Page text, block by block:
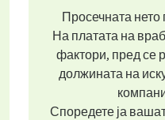
Просечната нето
На платата на
фактори, пред се
должината на
Споредете ја